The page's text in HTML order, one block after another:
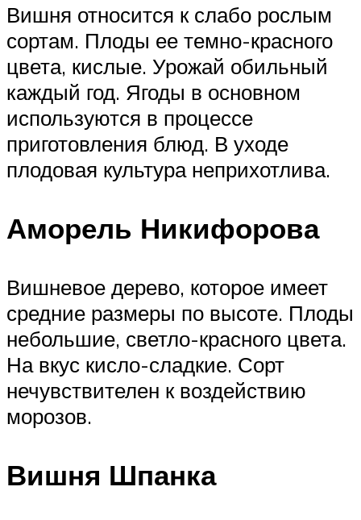
Вишня относится к слабо рослым
сортам. Плоды ее темно-красного
цвета, кислые. Урожай обильный
каждый год. Ягоды в основном
используются в процессе
приготовления блюд. В уходе
плодовая культура неприхотлива.
Аморель Никифорова
Вишневое дерево, которое имеет
средние размеры по высоте. Плоды
небольшие, светло-красного цвета.
На вкус кисло-сладкие. Сорт
нечувствителен к воздействию
морозов.
Вишня Шпанка